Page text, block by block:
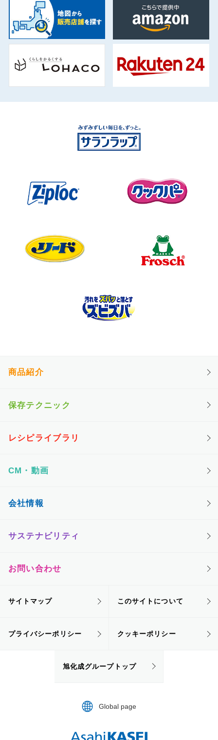
商品紹介
保存テクニック
レシピライブラリ
CM・動画
会社情報
サステナビリティ
お問い合わせ
サイトマップ このサイトについて
プライバシーポリシー クッキーポリシー
旭化成グループトップ
Global page